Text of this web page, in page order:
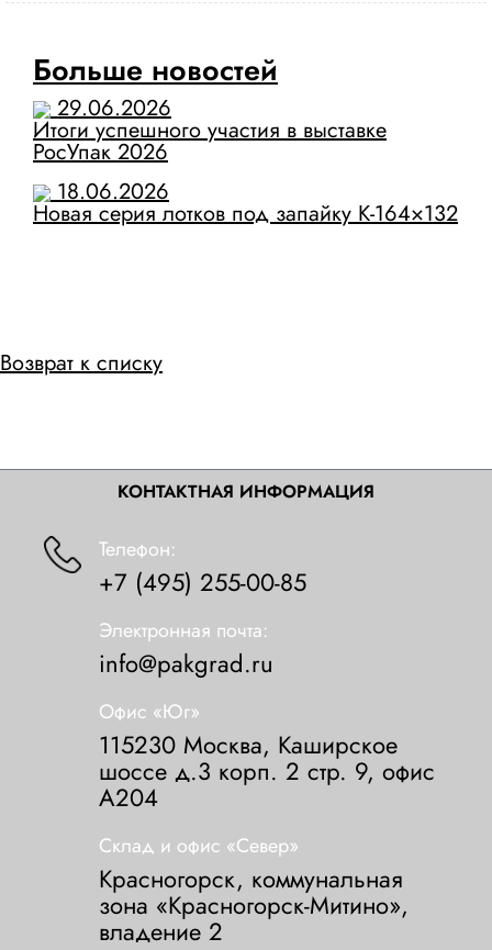
Больше новостей
29.06.2026
Итоги успешного участия в выставке
РосУпак 2026
18.06.2026
Новая серия лотков под запайку К-164×132
Возврат к списку
КОНТАКТНАЯ ИНФОРМАЦИЯ
Телефон:
+7 (495) 255-00-85
Электронная почта:
info@pakgrad.ru
Офис «Юг»
115230 Москва, Каширское
шоссе д.3 корп. 2 стр. 9, офис
А204
Склад и офис «Север»
Красногорск, коммунальная
зона «Красногорск-Митино»,
владение 2